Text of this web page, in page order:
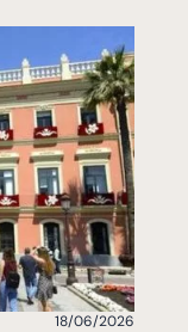
18/06/2026